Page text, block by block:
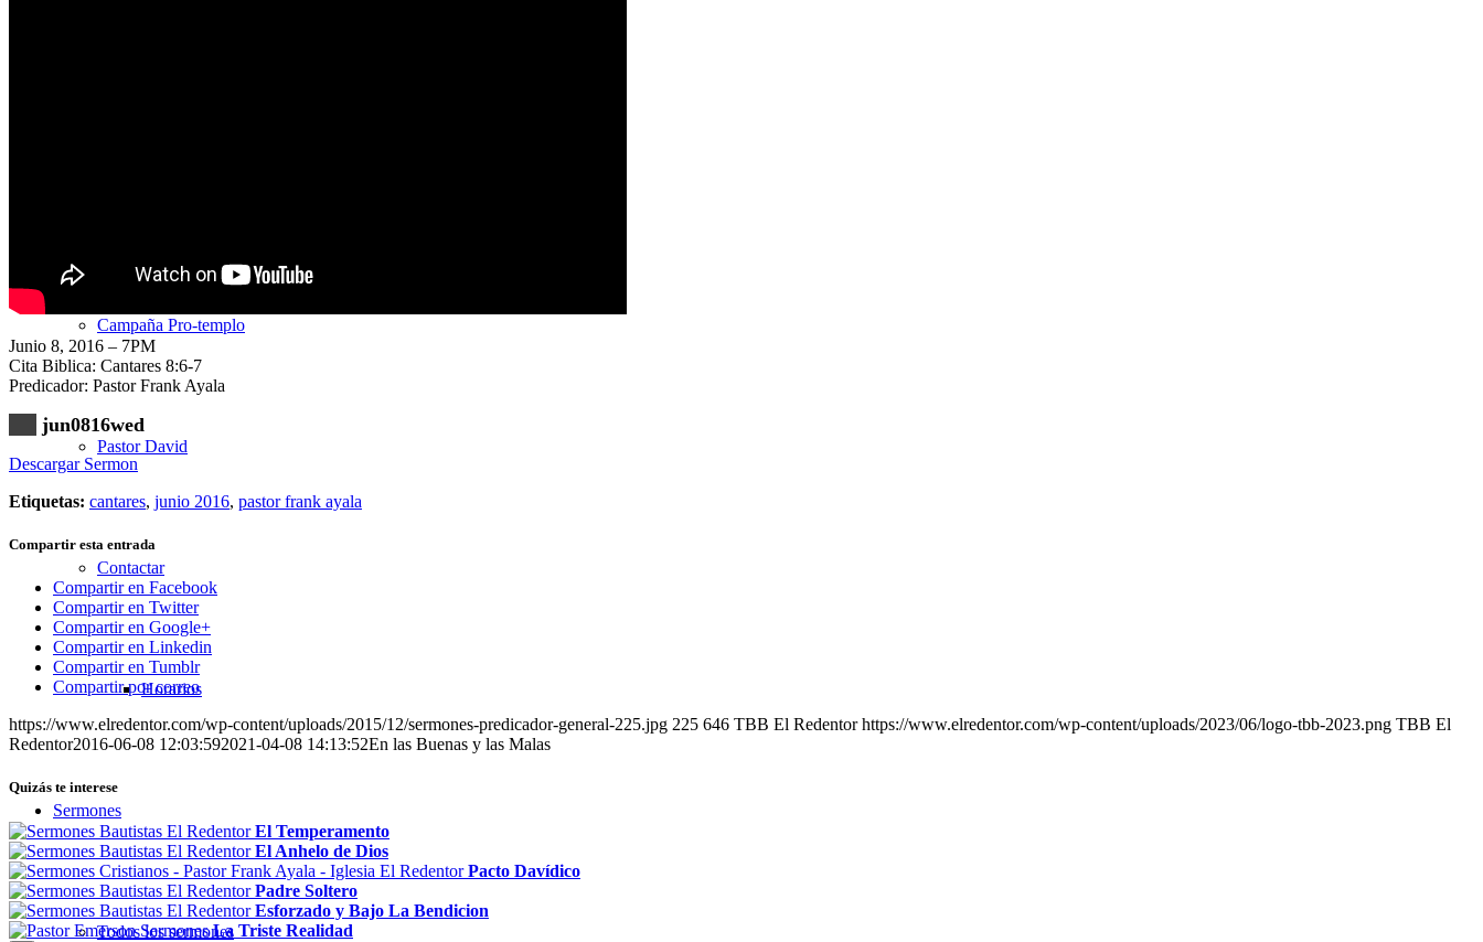
Campaña Pro-templo
Pastor David
Contactar
Horarios
Sermones
Todos los sermones
Junio 8, 2016 – 7PM
Cita Biblica: Cantares 8:6-7
Predicador: Pastor Frank Ayala
jun0816wed
Descargar Sermon
Etiquetas: cantares, junio 2016, pastor frank ayala
Compartir esta entrada
Compartir en Facebook
Compartir en Twitter
Compartir en Google+
Compartir en Linkedin
Compartir en Tumblr
Compartir por correo
https://www.elredentor.com/wp-content/uploads/2015/12/sermones-predicador-general-225.jpg 225 646 TBB El Redentor https://www.elredentor.com/wp-content/uploads/2023/06/logo-tbb-2023.png TBB El
Redentor2016-06-08 12:03:592021-04-08 14:13:52En las Buenas y las Malas
Quizás te interese
El Temperamento
El Anhelo de Dios
Pacto Davídico
Padre Soltero
Esforzado y Bajo La Bendicion
La Triste Realidad